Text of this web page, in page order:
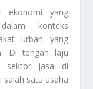
ekonomi yang
konteks
urban yang
Di tengah laju
sektor jasa di
salah satu usaha